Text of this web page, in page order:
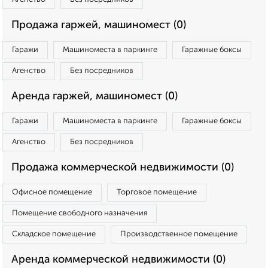
Продажа гаржей, машиномест (0)
Гаражи Машиноместа в паркинге Гаражные боксы
Агенство Без посредников
Аренда гаржей, машиномест (0)
Гаражи Машиноместа в паркинге Гаражные боксы
Агенство Без посредников
Продажа коммерческой недвижимости (0)
Офисное помещение Торговое помещение
Помещение свободного назначения
Складское помещение Производственное помещение
Аренда коммерческой недвижимости (0)